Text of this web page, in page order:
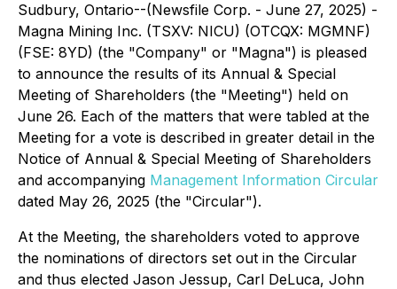
Sudbury, Ontario--(Newsfile Corp. - June 27, 2025) -
Magna Mining Inc. (TSXV: NICU) (OTCQX: MGMNF)
(FSE: 8YD) (the "Company" or "Magna") is pleased
to announce the results of its Annual & Special
Meeting of Shareholders (the "Meeting") held on
June 26. Each of the matters that were tabled at the
Meeting for a vote is described in greater detail in the
Notice of Annual & Special Meeting of Shareholders
and accompanying Management Information Circular
dated May 26, 2025 (the "Circular").
At the Meeting, the shareholders voted to approve
the nominations of directors set out in the Circular
and thus elected Jason Jessup, Carl DeLuca, John